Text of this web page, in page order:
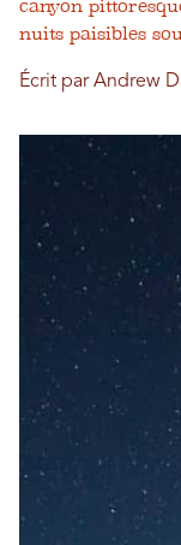
canyon
nuits paisibles
Écrit par Andrew